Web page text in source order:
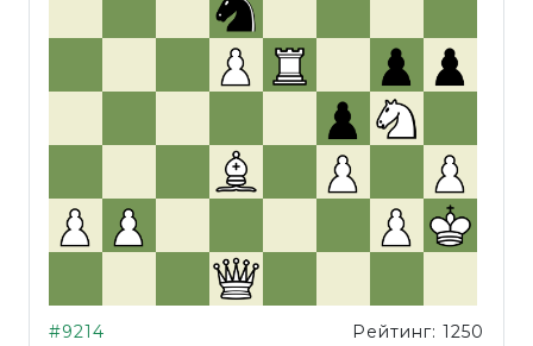
#9214 Рейтинг: 1250